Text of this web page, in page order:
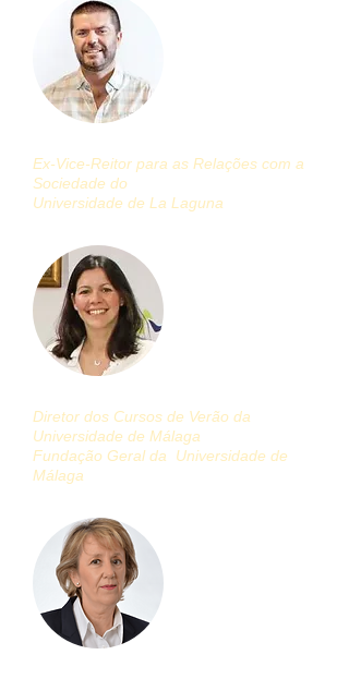
Ex-Vice-Reitor para as Relações com a
Sociedade do
Universidade de La Laguna
Diretor dos Cursos de Verão da
Universidade de Málaga
Fundação Geral da
Universidade de
Málaga